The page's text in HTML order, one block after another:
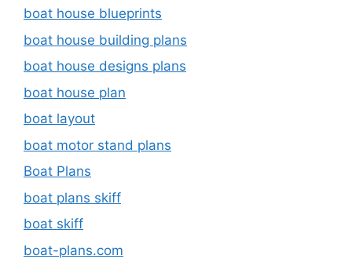
boat house blueprints
boat house building plans
boat house designs plans
boat house plan
boat layout
boat motor stand plans
Boat Plans
boat plans skiff
boat skiff
boat-plans.com